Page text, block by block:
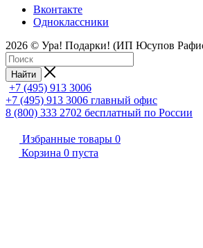
Вконтакте
Одноклассники
2026 © Ура! Подарки! (ИП Юсупов
Найти
+7 (495) 913 3006
+7 (495) 913 3006 главный офис
8 (800) 333 2702 бесплатный по России
Избранные товары 0
Корзина 0 пуста